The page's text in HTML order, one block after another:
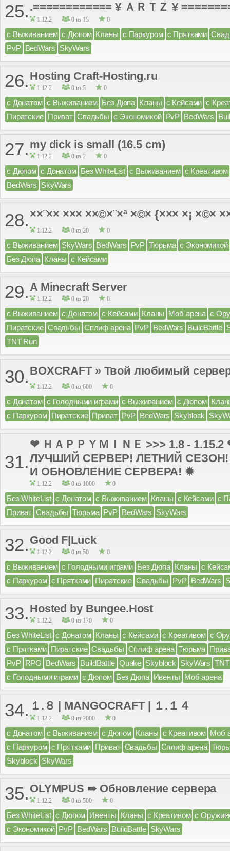
25. .============ ¥ ＡＲＴＺ ¥
1.12.2 0 из 15 0
с Выживанием с Дюпом Кланы с Паркуром с Прятками
PvP BedWars SkyWars
26. Hosting Craft-Hosting.ru
1.12.2 0 из 5 0
с Донатом с Выживанием Без Дюпа Кланы с Кейсами с
Пиратские Приват Свадьбы с Экономикой PvP BedWars
27. my dick is small (16.5 cm)
1.12.2 0 из 2 0
с Дюпом с Донатом Без WhiteList с Выживанием с Креативом
BedWars SkyWars
28. ××¨×× ××× ××©×¨×ª ×©× {××× ×¡ ×©×
1.12.2 0 из 20 0
с Выживанием SkyWars BedWars PvP Тюрьма с Экономикой
Без Дюпа Кланы с Кейсами
29.A Minecraft Server
1.12.2 0 из 20 0
с Выживанием с Донатом с Кейсами Кланы Моб арена с
Пиратские Свадьбы Сплиф арена PvP BedWars BuildBattle
TNT Run
30. BOXCRAFT » Твой любимый сервер
1.12.2 0 из 600 0
с Донатом с Голодными играми с Выживанием с Дюпом
с Паркуром Пиратские Приват PvP BedWars Skyblock
31.
❤ ＨＡＰＰＹＭＩＮＥ >>> 1.8 -
ЛУЧШИЙ СЕРВЕР! ЛЕТНИЙ
И ОБНОВЛЕНИЕ СЕРВЕРА! ✹
1.12.2 0 из 1000 0
Без WhiteList с Донатом с Выживанием Кланы с Кейсами с
Приват Свадьбы Тюрьма PvP BedWars SkyWars
32. Good F|Luck
1.12.2 0 из 50 0
с Выживанием с Голодными играми Без Дюпа Кланы с
с Паркуром с Прятками Пиратские Свадьбы PvP BedWars
33. Hosted by Bungee.Host
1.12.2 0 из 170 0
Без WhiteList с Донатом Кланы с Кейсами с Креативом с
с Прятками Пиратские Свадьбы Сплиф арена Тюрьма
PvP RPG BedWars BuildBattle Quake Skyblock SkyWars
с Голодными играми с Дюпом Без Дюпа Ивенты Моб арена
34. １.８ | MANGOCRAFT | １.１４
1.12.2 0 из 2000 0
с Донатом с Выживанием с Дюпом Кланы с Креативом Моб
с Паркуром с Прятками Приват Свадьбы Сплиф арена
Skyblock SkyWars
35. OLYMPUS ➠ Обновление сервера
1.12.2 0 из 500 0
Без WhiteList с Дюпом Ивенты Кланы с Креативом с
с Экономикой PvP BedWars BuildBattle SkyWars